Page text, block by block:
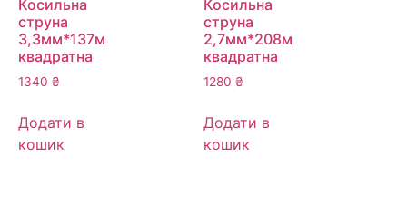
Косильна
струна
3,3мм*137м
квадратна
1340 ₴
Додати в
кошик
Косильна
струна
2,7мм*208м
квадратна
1280 ₴
Додати в
кошик